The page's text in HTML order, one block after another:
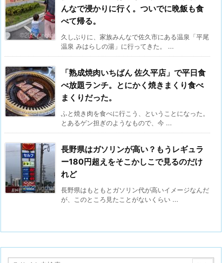
んなで浸かりに行く。ついでに晩飯も食
べて帰る。
久しぶりに、家族みんなで佐久市にある温泉「平尾
温泉 みはらしの湯」に行ってきた。 ...
「熟成焼肉いちばん 佐久平店」で平日食
べ放題ランチ。とにかく焼きまくり食べ
まくりだった。
ふと焼き肉を食べに行こう、ということになった。
とあるゲン担ぎのようなもので、今 ...
長野県はガソリンが高い？もうレギュラ
ー180円超えをそこかしこで見るのだけ
れど
長野県はもともとガソリン代が高いイメージなんだ
が、このところ見たことがないくらい ...